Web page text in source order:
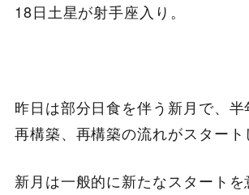
18日土星が射手座入り。
昨日は部分日食を伴う新月で、半
再構築、再構築の流れがスタート
新月は一般的に新たなスタートを